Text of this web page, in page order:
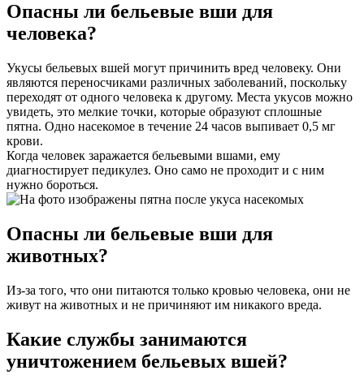
Опасны ли бельевые вши для
человека?
Укусы бельевых вшей могут причинить вред человеку. Они
являются переносчиками различных заболеваний, поскольку
переходят от одного человека к другому. Места укусов можно
увидеть, это мелкие точки, которые образуют сплошные
пятна. Одно насекомое в течение 24 часов выпивает 0,5 мг
крови.
Когда человек заражается бельевыми вшами, ему
диагностирует педикулез. Оно само не проходит и с ним
нужно бороться.
Опасны ли бельевые вши для
животных?
Из-за того, что они питаются только кровью человека, они не
живут на животных и не причиняют им никакого вреда.
Какие службы занимаются
уничтожением бельевых вшей?